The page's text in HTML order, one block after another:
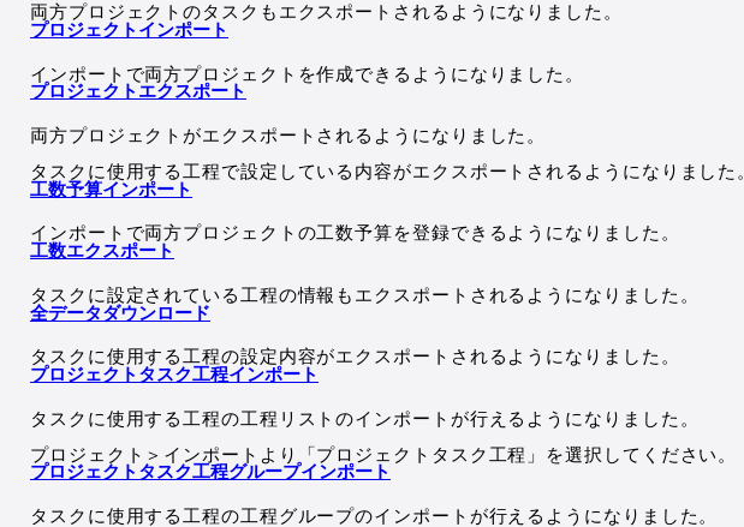
両方プロジェクトのタスクもエクスポートされるようになりました。
プロジェクトインポート
インポートで両方プロジェクトを作成できるようになりました。
プロジェクトエクスポート
両方プロジェクトがエクスポートされるようになりました。
タスクに使用する工程で設定している内容がエクスポートされるようになりました
工数予算インポート
インポートで両方プロジェクトの工数予算を登録できるようになりました。
工数エクスポート
タスクに設定されている工程の情報もエクスポートされるようになりました。
全データダウンロード
タスクに使用する工程の設定内容がエクスポートされるようになりました。
プロジェクトタスク工程インポート
タスクに使用する工程の工程リストのインポートが行えるようになりました。
プロジェクト＞インポートより「プロジェクトタスク工程」を選択してください。
プロジェクトタスク工程グループインポート
タスクに使用する工程の工程グループのインポートが行えるようになりました。